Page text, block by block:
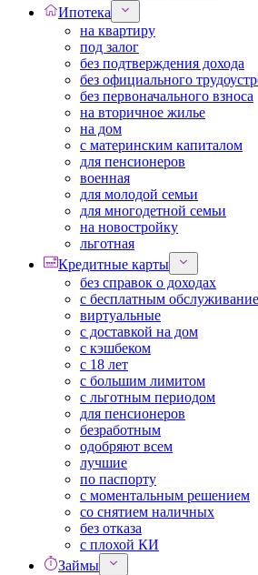
Ипотека
на квартиру
под залог
без подтверждения дохода
без официального
без первоначального взноса
на вторичное жилье
на дом
с материнским капиталом
для пенсионеров
военная
для молодой семьи
для многодетной семьи
на новостройку
льготная
Кредитные карты
без справок о доходах
с бесплатным
виртуальные
с доставкой на дом
с кэшбеком
с 18 лет
с большим лимитом
с льготным периодом
для пенсионеров
безработным
одобряют всем
лучшие
по паспорту
с моментальным решением
со снятием наличных
без отказа
с плохой КИ
Займы